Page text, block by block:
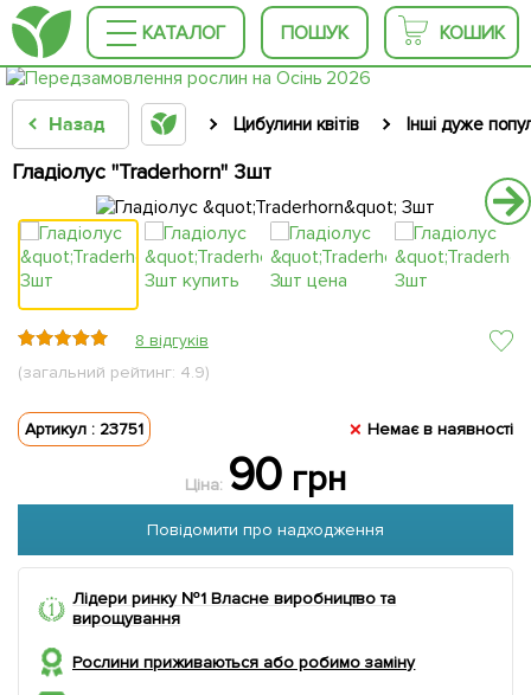
КАТАЛОГ ПОШУК КОШИК
Назад Цибулини квітів Інші дуже
Гладіолус "Traderhorn" 3шт
8 відгуків
(загальний рейтинг: 4.9)
Артикул : 23751 Немає в наявності
Ціна: 90 грн
Повідомити про надходження
Лідери ринку №1 Власне виробництво та
вирощування
Рослини приживаються або робимо заміну